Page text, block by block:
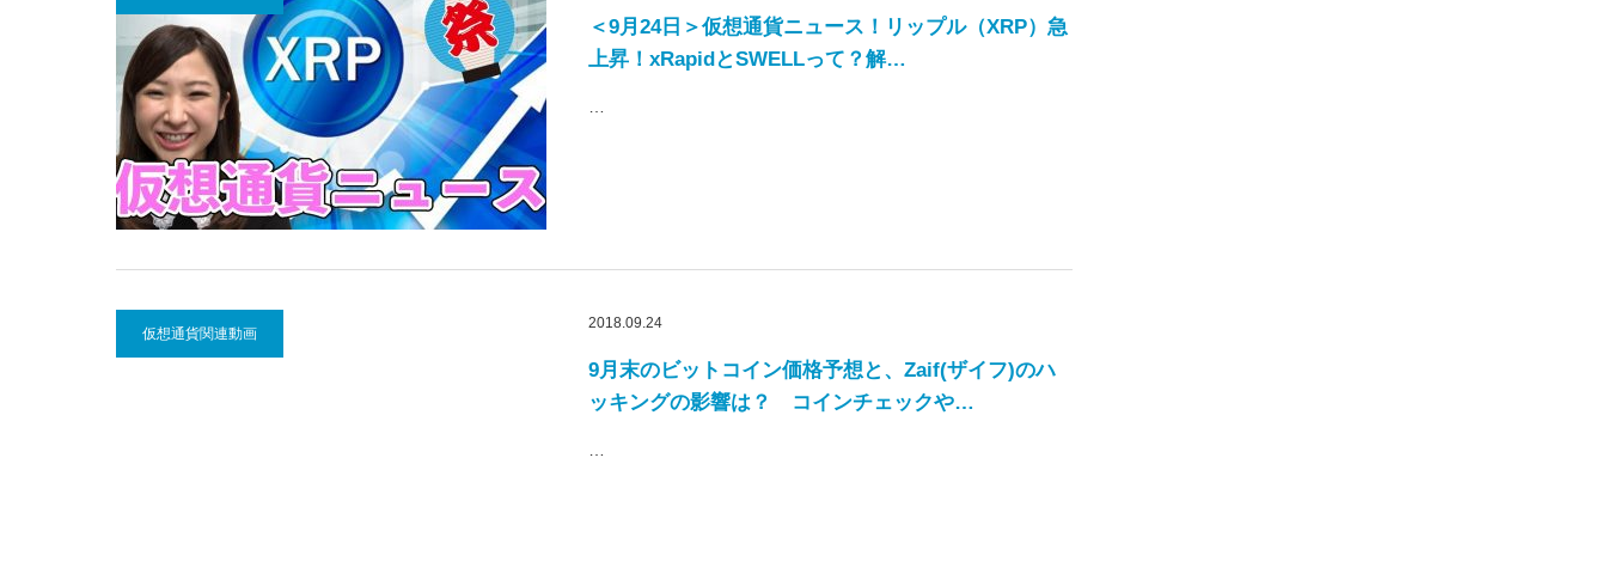
＜9月24日＞仮想通貨ニュース！リップル（XRP）急
上昇！xRapidとSWELLって？解…
仮想通貨関連動画
2018.09.24
9月末のビットコイン価格予想と、Zaif(ザイフ)のハ
ッキングの影響は？ コインチェックや…